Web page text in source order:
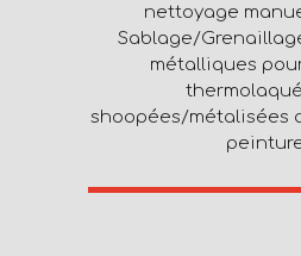
nettoyage
Sablage/
métalliques
shoopées/métalisées